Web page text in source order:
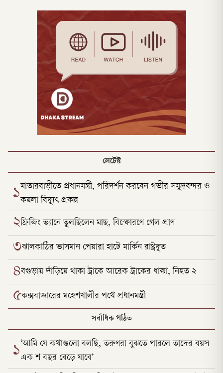
লেটেস্ট
১মাতারবাড়ীতে প্রধানমন্ত্রী, পরিদর্শন করবেন গভীর সমুদ্রবন্দর ও
কয়লা বিদ্যুৎ প্রকল্প
২ফ্রিজিং ভ্যানে তুলছিলেন মাছ, বিস্ফোরণে গেল প্রাণ
৩ঝালকাঠির ভাসমান পেয়ারা হাটে মার্কিন রাষ্ট্রদূত
৪বগুড়ায় দাঁড়িয়ে থাকা ট্রাকে আরেক ট্রাকের ধাক্কা, নিহত ২
৫কক্সবাজারের মহেশখালীর পথে প্রধানমন্ত্রী
সর্বাধিক পঠিত
১‘আমি যে কথাগুলো বলছি, তরুণরা বুঝতে পারলে তাদের বয়স
এক শ বছর বেড়ে যাবে’